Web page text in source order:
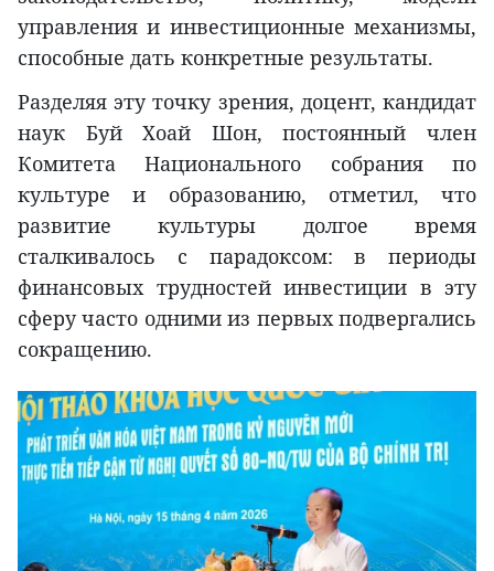
управления и инвестиционные механизмы,
способные дать конкретные результаты.
Разделяя эту точку зрения, доцент, кандидат
наук Буй Хоай Шон, постоянный член
Комитета Национального собрания по
культуре и образованию, отметил, что
развитие культуры долгое время
сталкивалось с парадоксом: в периоды
финансовых трудностей инвестиции в эту
сферу часто одними из первых подвергались
сокращению.